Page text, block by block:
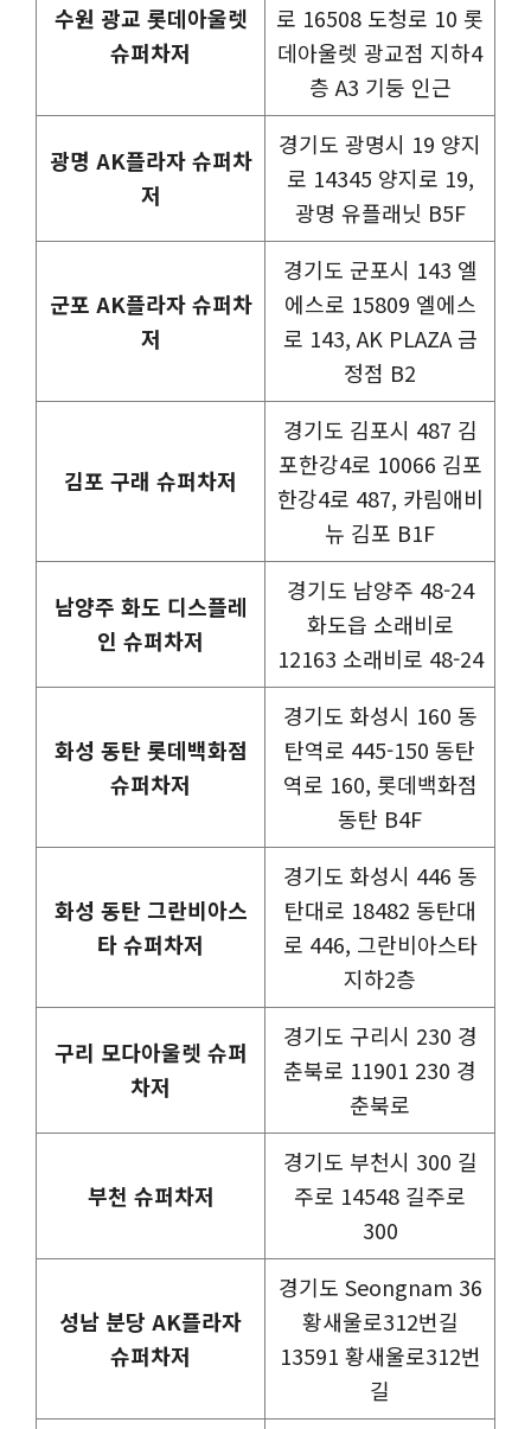
수원 광교 롯데아울렛
슈퍼차저
로 16508 도청로 10 롯
데아울렛 광교점 지하4
층 A3 기둥 인근
광명 AK플라자 슈퍼차
저
경기도 광명시 19 양지
로 14345 양지로 19,
광명 유플래닛 B5F
군포 AK플라자 슈퍼차
저
경기도 군포시 143 엘
에스로 15809 엘에스
로 143, AK PLAZA 금
정점 B2
김포 구래 슈퍼차저
경기도 김포시 487 김
포한강4로 10066 김포
한강4로 487, 카림애비
뉴 김포 B1F
남양주 화도 디스플레
인 슈퍼차저
경기도 남양주 48-24
화도읍 소래비로
12163 소래비로 48-24
화성 동탄 롯데백화점
슈퍼차저
경기도 화성시 160 동
탄역로 445-150 동탄
역로 160, 롯데백화점
동탄 B4F
화성 동탄 그란비아스
타 슈퍼차저
경기도 화성시 446 동
탄대로 18482 동탄대
로 446, 그란비아스타
지하2층
구리 모다아울렛 슈퍼
차저
경기도 구리시 230 경
춘북로 11901 230 경
춘북로
부천 슈퍼차저
경기도 부천시 300 길
주로 14548 길주로
300
성남 분당 AK플라자
슈퍼차저
경기도 Seongnam 36
황새울로312번길
13591 황새울로312번
길